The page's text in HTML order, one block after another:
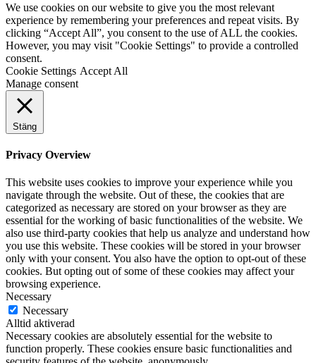
We use cookies on our website to give you the most relevant
experience by remembering your preferences and repeat visits. By
clicking “Accept All”, you consent to the use of ALL the cookies.
However, you may visit "Cookie Settings" to provide a controlled
consent.
Cookie Settings Accept All
Manage consent
Stäng
Privacy Overview
This website uses cookies to improve your experience while you
navigate through the website. Out of these, the cookies that are
categorized as necessary are stored on your browser as they are
essential for the working of basic functionalities of the website. We
also use third-party cookies that help us analyze and understand how
you use this website. These cookies will be stored in your browser
only with your consent. You also have the option to opt-out of these
cookies. But opting out of some of these cookies may affect your
browsing experience.
Necessary
Necessary
Alltid aktiverad
Necessary cookies are absolutely essential for the website to
function properly. These cookies ensure basic functionalities and